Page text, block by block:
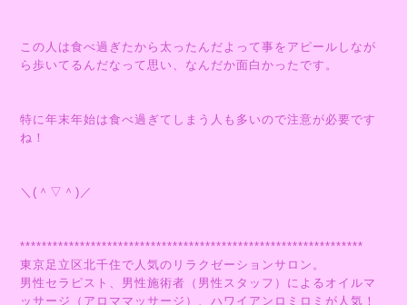
この人は食べ過ぎたから太ったんだよって事をアピールしなが
ら歩いてるんだなって思い、なんだか面白かったです。
特に年末年始は食べ過ぎてしまう人も多いので注意が必要です
ね！
＼(＾▽＾)／
***************************************************************
東京足立区北千住で人気のリラクゼーションサロン。
男性セラピスト、男性施術者（男性スタッフ）によるオイルマ
ッサージ（アロママッサージ）、ハワイアンロミロミが人気！